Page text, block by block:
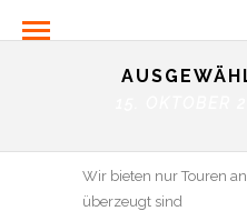
Wir bieten nur Touren
überzeugt sind